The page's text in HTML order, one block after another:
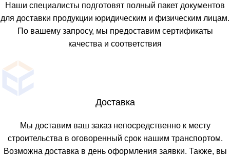
Наши специалисты подготовят полный пакет документов
для доставки продукции юридическим и физическим лицам.
По вашему запросу, мы предоставим сертификаты
качества и соответствия
Доставка
Мы доставим ваш заказ непосредственно к месту
строительства в оговоренный срок нашим транспортом.
Возможна доставка в день оформления заявки. Также, вы